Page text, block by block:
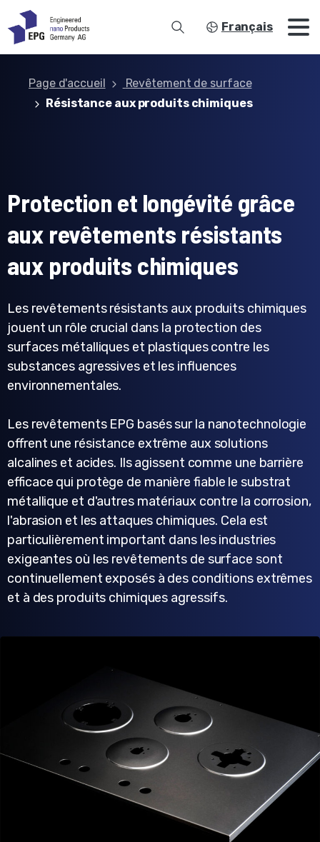
Français
Page d'accueil
Revêtement de surface
Résistance aux produits chimiques
Protection et longévité grâce
aux revêtements résistants
aux produits chimiques
Les revêtements résistants aux produits chimiques
jouent un rôle crucial dans la protection des
surfaces métalliques et plastiques contre les
substances agressives et les influences
environnementales.
Les revêtements EPG basés sur la nanotechnologie
offrent une résistance extrême aux solutions
alcalines et acides. Ils agissent comme une barrière
efficace qui protège de manière fiable le substrat
métallique et d'autres matériaux contre la corrosion,
l'abrasion et les attaques chimiques. Cela est
particulièrement important dans les industries
exigeantes où les revêtements de surface sont
continuellement exposés à des conditions extrêmes
et à des produits chimiques agressifs.